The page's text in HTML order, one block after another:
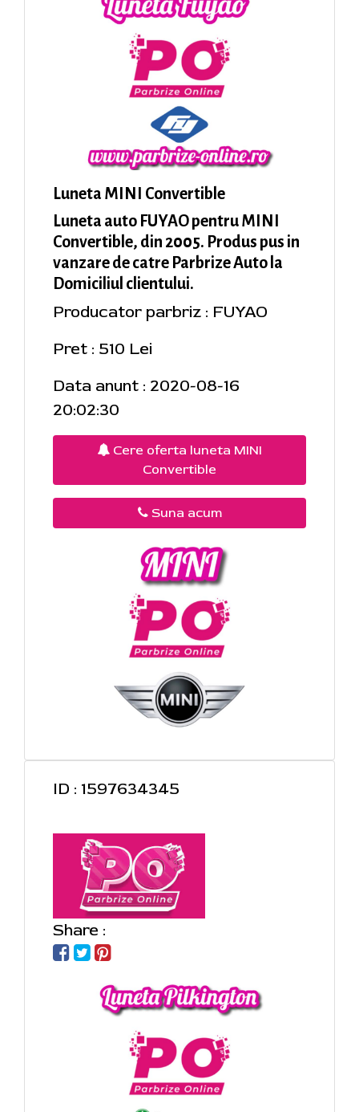
Luneta MINI Convertible
Luneta auto FUYAO pentru MINI
Convertible, din 2005. Produs pus in
vanzare de catre Parbrize Auto la
Domiciliul clientului.
Producator parbriz : FUYAO
Pret : 510 Lei
Data anunt : 2020-08-16
20:02:30
Cere oferta luneta MINI
Convertible
Suna acum
ID : 1597634345
Share :